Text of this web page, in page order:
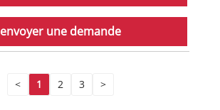
envoyer une demande
< 1 2 3 >